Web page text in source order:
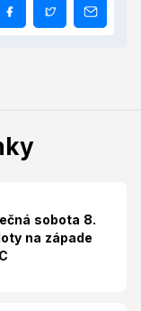
sobota 8.
na západe